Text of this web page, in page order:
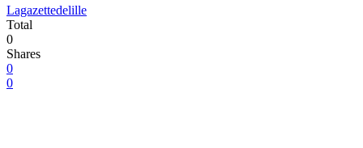
Lagazettedelille
Total
0
Shares
0
0